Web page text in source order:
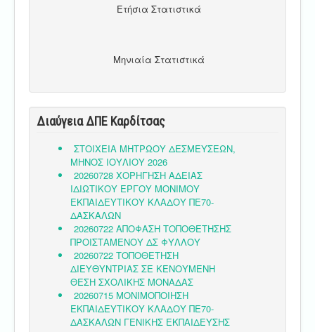
Ετήσια Στατιστικά
Μηνιαία Στατιστικά
Διαύγεια ΔΠΕ Καρδίτσας